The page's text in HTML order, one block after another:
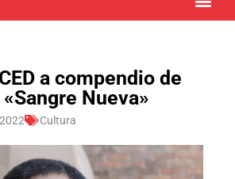
a compendio de
Nueva»
Cultura